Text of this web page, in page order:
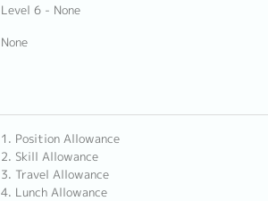
Level 6 - None
None
1. Position Allowance
2. Skill Allowance
3. Travel Allowance
4. Lunch Allowance